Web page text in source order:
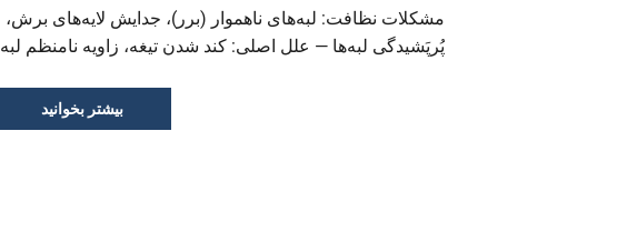
مشکلات نظافت: لبه‌های ناهموار (برر)، جدایش لایه‌های برش،
پُرپَشیدگی لبه‌ها — علل اصلی: کند شدن تیغه، زاویه نامنظم لبه
بیش از حد بین تیغه بالایی و پایینی، رطوبت بیش از حد بالا یا
بیشتر بخوانید